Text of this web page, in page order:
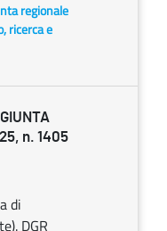
regionale
ricerca e
n. 1405
di
DGR